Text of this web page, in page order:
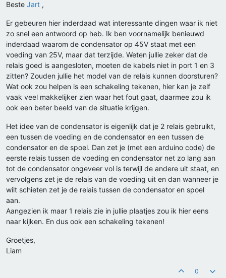
Beste Jart ,
Er gebeuren hier inderdaad wat interessante dingen waar ik niet
zo snel een antwoord op heb. Ik ben voornamelijk benieuwd
inderdaad waarom de condensator op 45V staat met een
voeding van 25V, maar dat terzijde. Weten jullie zeker dat de
relais goed is aangesloten, moeten de kabels niet in port 1 en 3
zitten? Zouden jullie het model van de relais kunnen doorsturen?
Wat ook zou helpen is een schakeling tekenen, hier kan je zelf
vaak veel makkelijker zien waar het fout gaat, daarmee zou ik
ook een beter beeld van de situatie krijgen.
Het idee van de condensator is eigenlijk dat je 2 relais gebruikt,
een tussen de voeding en de condensator en een tussen de
condensator en de spoel. Dan zet je (met een arduino code) de
eerste relais tussen de voeding en condensator net zo lang aan
tot de condensator ongeveer vol is terwijl de andere uit staat, en
vervolgens zet je de relais van de voeding uit en dan wanneer je
wilt schieten zet je de relais tussen de condensator en spoel
aan.
Aangezien ik maar 1 relais zie in jullie plaatjes zou ik hier eens
naar kijken. En dus ook een schakeling tekenen!
Groetjes,
Liam
0